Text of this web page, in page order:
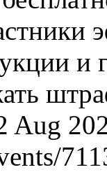
Aug